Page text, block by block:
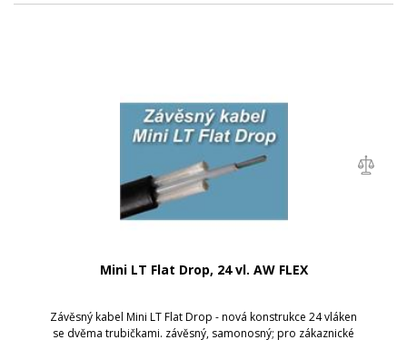
Mini LT Flat Drop, 24 vl. AW FLEX
Závěsný kabel Mini LT Flat Drop - nová konstrukce 24 vláken
se dvěma trubičkami. závěsný, samonosný; pro zákaznické